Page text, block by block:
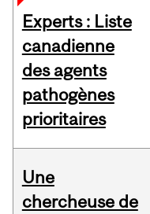
Experts : Liste
canadienne
des agents
pathogènes
prioritaires
Une
chercheuse de